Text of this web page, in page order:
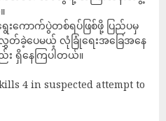
းကောက်ပွဲတစ်ရပ်ဖြစ်ဖို့ ပြည်ပမှ
ခဲ့ပေမယ့် လုံခြုံရေးအခြေအနေ
း ရှိနေကြပါတယ်။
4 in suspected attempt to